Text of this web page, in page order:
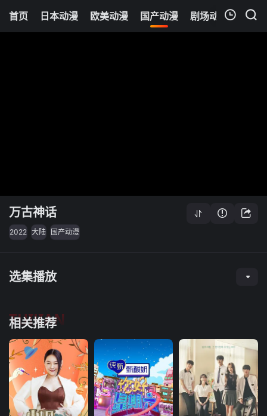
首页 日本动漫 欧美动漫 国产动漫 剧场动漫 追剧
万古神话
2022 大陆 国产动漫
选集播放
相关推荐
TUIJIAN